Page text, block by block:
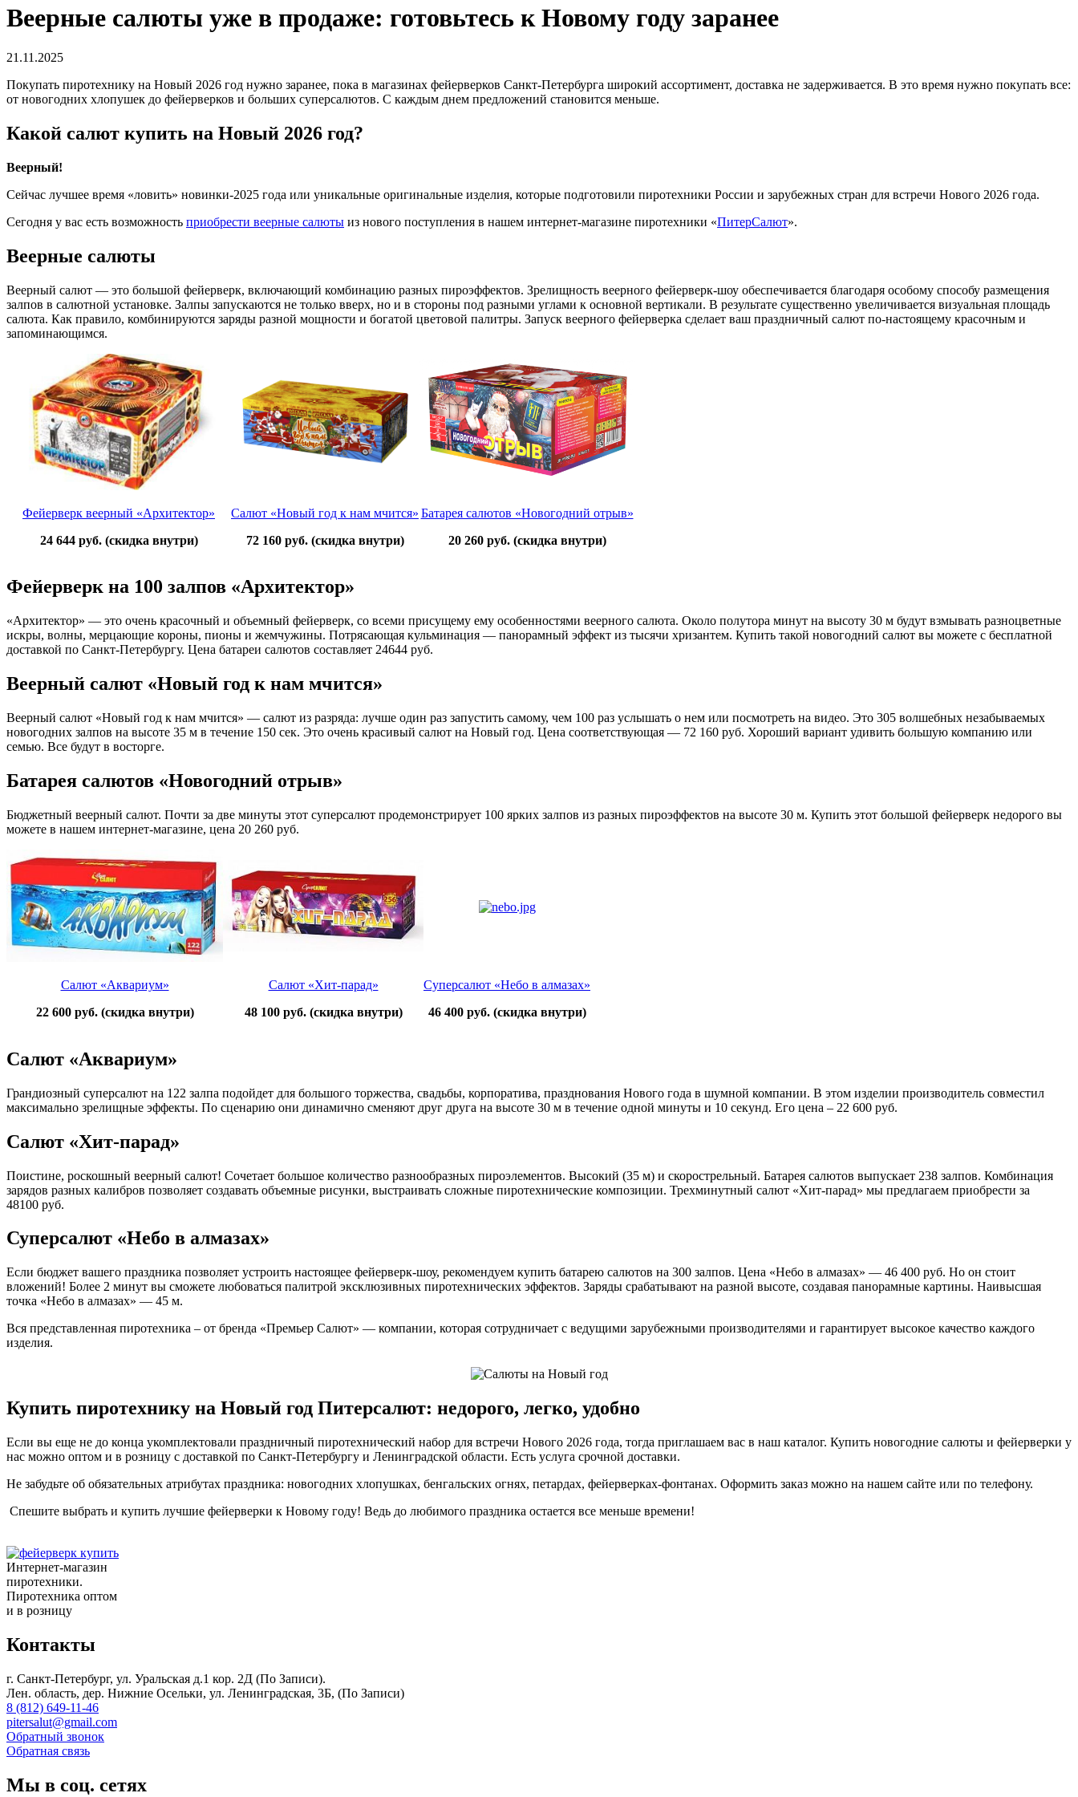
Веерные салюты уже в продаже: готовьтесь к Новому году заранее
21.11.2025
Покупать пиротехнику на Новый 2026 год нужно заранее, пока в магазинах фейерверков Санкт-Петербурга широкий ассортимент, доставка не задерживается. В это время нужно покупать все:
от новогодних хлопушек до фейерверков и больших суперсалютов. С каждым днем предложений становится меньше.
Какой салют купить на Новый 2026 год?
Веерный!
Сейчас лучшее время «ловить» новинки-2025 года или уникальные оригинальные изделия, которые подготовили пиротехники России и зарубежных стран для встречи Нового 2026 года.
Сегодня у вас есть возможность приобрести веерные салюты из нового поступления в нашем интернет-магазине пиротехники «ПитерСалют».
Веерные салюты
Веерный салют — это большой фейерверк, включающий комбинацию разных пироэффектов. Зрелищность веерного фейерверк-шоу обеспечивается благодаря особому способу размещения
залпов в салютной установке. Залпы запускаются не только вверх, но и в стороны под разными углами к основной вертикали. В результате существенно увеличивается визуальная площадь
салюта. Как правило, комбинируются заряды разной мощности и богатой цветовой палитры. Запуск веерного фейерверка сделает ваш праздничный салют по-настоящему красочным и
запоминающимся.
Фейерверк веерный «Архитектор»
24 644 руб. (скидка внутри)
Салют «Новый год к нам мчится»
72 160 руб. (скидка внутри)
Батарея салютов «Новогодний отрыв»
20 260 руб. (скидка внутри)
Фейерверк на 100 залпов «Архитектор»
«Архитектор» — это очень красочный и объемный фейерверк, со всеми присущему ему особенностями веерного салюта. Около полутора минут на высоту 30 м будут взмывать разноцветные
искры, волны, мерцающие короны, пионы и жемчужины. Потрясающая кульминация — панорамный эффект из тысячи хризантем. Купить такой новогодний салют вы можете с бесплатной
доставкой по Санкт-Петербургу. Цена батареи салютов составляет 24644 руб.
Веерный салют «Новый год к нам мчится»
Веерный салют «Новый год к нам мчится» — салют из разряда: лучше один раз запустить самому, чем 100 раз услышать о нем или посмотреть на видео. Это 305 волшебных незабываемых
новогодних залпов на высоте 35 м в течение 150 сек. Это очень красивый салют на Новый год. Цена соответствующая — 72 160 руб. Хороший вариант удивить большую компанию или
семью. Все будут в восторге.
Батарея салютов «Новогодний отрыв»
Бюджетный веерный салют. Почти за две минуты этот суперсалют продемонстрирует 100 ярких залпов из разных пироэффектов на высоте 30 м. Купить этот большой фейерверк недорого вы
можете в нашем интернет-магазине, цена 20 260 руб.
Салют «Аквариум»
22 600 руб. (скидка внутри)
Салют «Хит-парад»
48 100 руб. (скидка внутри)
Суперсалют «Небо в алмазах»
46 400 руб. (скидка внутри)
Салют «Аквариум»
Грандиозный суперсалют на 122 залпа подойдет для большого торжества, свадьбы, корпоратива, празднования Нового года в шумной компании. В этом изделии производитель совместил
максимально зрелищные эффекты. По сценарию они динамично сменяют друг друга на высоте 30 м в течение одной минуты и 10 секунд. Его цена – 22 600 руб.
Салют «Хит-парад»
Поистине, роскошный веерный салют! Сочетает большое количество разнообразных пироэлементов. Высокий (35 м) и скорострельный. Батарея салютов выпускает 238 залпов. Комбинация
зарядов разных калибров позволяет создавать объемные рисунки, выстраивать сложные пиротехнические композиции. Трехминутный салют «Хит-парад» мы предлагаем приобрести за
48100 руб.
Суперсалют «Небо в алмазах»
Если бюджет вашего праздника позволяет устроить настоящее фейерверк-шоу, рекомендуем купить батарею салютов на 300 залпов. Цена «Небо в алмазах» — 46 400 руб. Но он стоит
вложений! Более 2 минут вы сможете любоваться палитрой эксклюзивных пиротехнических эффектов. Заряды срабатывают на разной высоте, создавая панорамные картины. Наивысшая
точка «Небо в алмазах» — 45 м.
Вся представленная пиротехника – от бренда «Премьер Салют» — компании, которая сотрудничает с ведущими зарубежными производителями и гарантирует высокое качество каждого
изделия.
Купить пиротехнику на Новый год Питерсалют: недорого, легко, удобно
Если вы еще не до конца укомплектовали праздничный пиротехнический набор для встречи Нового 2026 года, тогда приглашаем вас в наш каталог. Купить новогодние салюты и фейерверки у
нас можно оптом и в розницу с доставкой по Санкт-Петербургу и Ленинградской области. Есть услуга срочной доставки.
Не забудьте об обязательных атрибутах праздника: новогодних хлопушках, бенгальских огнях, петардах, фейерверках-фонтанах. Оформить заказ можно на нашем сайте или по телефону.
Спешите выбрать и купить лучшие фейерверки к Новому году! Ведь до любимого праздника остается все меньше времени!
Интернет-магазин
пиротехники.
Пиротехника оптом
и в розницу
Контакты
г. Санкт-Петербург, ул. Уральская д.1 кор. 2Д (По Записи).
Лен. область, дер. Нижние Осельки, ул. Ленинградская, 3Б, (По Записи)
8 (812) 649-11-46
pitersalut@gmail.com
Обратный звонок
Обратная связь
Мы в соц. сетях